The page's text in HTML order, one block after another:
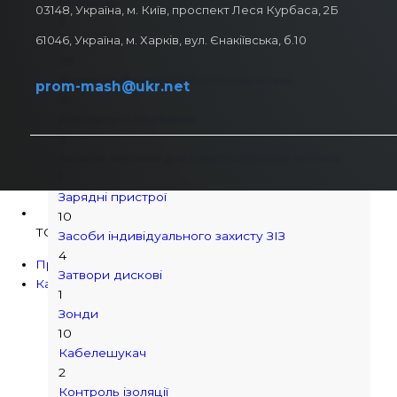
Датчики струму
Джерела безперебійного живлення
3
Зарядні пристрої
10
Засоби індивідуального захисту ЗІЗ
4
Затвори дискові
1
Зонди
10
Кабелешукач
2
Контроль ізоляції
03148, Україна, м. Київ, проспект Леся Курбаса, 2Б
61046, Україна, м. Харків, вул. Єнакіївська, б.10
prom-mash@ukr.net
ТОВ "Завод Укрмашпром"
Про компанію
Каталог продукції
Вальці
Головка відрізна